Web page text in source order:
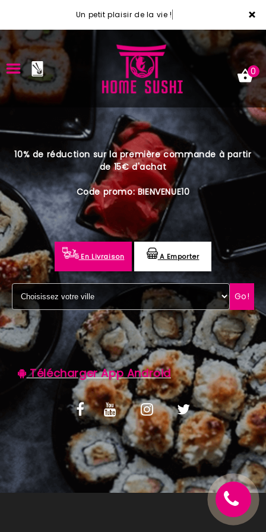
×
Un petit plaisir de la vie !
ACCUEIL
VOTRE COMPTE
NOTRE RESTAURANT
VOS AVIS
MENTIONS LÉGALES
C.G.V
0
10% de réduction sur la première commande à partir
de 15€ d'achat
Code promo: BIENVENUE10
En Livraison A Emporter
Go!
Télécharger App Android